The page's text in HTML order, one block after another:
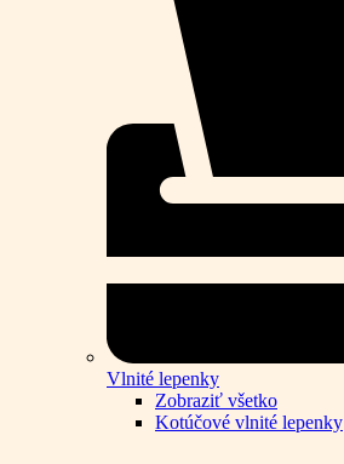
Vlnité lepenky
Zobraziť všetko
Kotúčové vlnité lepenky